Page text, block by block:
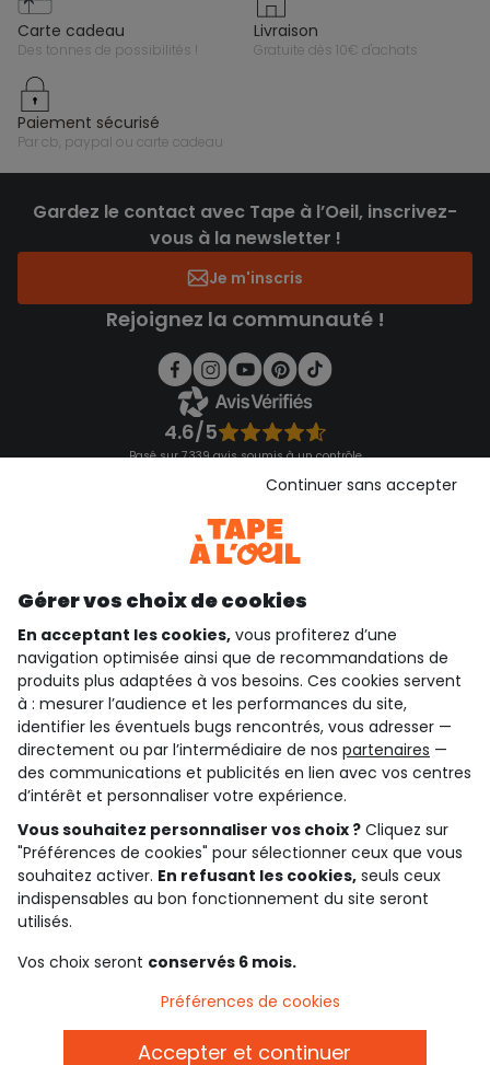
carte cadeau
des tonnes de possibilités !
livraison
gratuite dès 10€ d'achats
paiement sécurisé
par cb, paypal ou carte cadeau
Gardez le contact avec Tape à l’Oeil, inscrivez-
vous à la newsletter !
Je m'inscris
Rejoignez la communauté !
4.6/5
Basé sur 7 339 avis soumis à un contrôle
Consulter les CGU
qui sommes-nous ?
besoin d'aide ?
le club fidélité
notre catalogue
Conditions générales de ventes et d'utilisation
Conditions d’utilisation des réseaux sociaux
Politique de confidentialité
Cookies et données personnelles
Paramètres des cookies
Gérer vos choix de cookies
En acceptant les cookies, vous profiterez d’une
navigation optimisée ainsi que de recommandations de
produits plus adaptées à vos besoins. Ces cookies servent
à : mesurer l’audience et les performances du site,
identifier les éventuels bugs rencontrés, vous adresser —
directement ou par l’intermédiaire de nos partenaires —
des communications et publicités en lien avec vos centres
d’intérêt et personnaliser votre expérience.
Vous souhaitez personnaliser vos choix ? Cliquez sur
"Préférences de cookies" pour sélectionner ceux que vous
souhaitez activer. En refusant les cookies, seuls ceux
indispensables au bon fonctionnement du site seront
utilisés.
Vos choix seront conservés 6 mois.
Continuer sans accepter
Préférences de cookies
Accepter et continuer